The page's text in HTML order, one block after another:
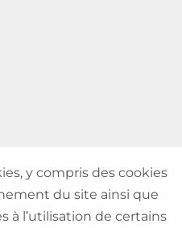
y compris des cookies
du site ainsi que
à l’utilisation de certains